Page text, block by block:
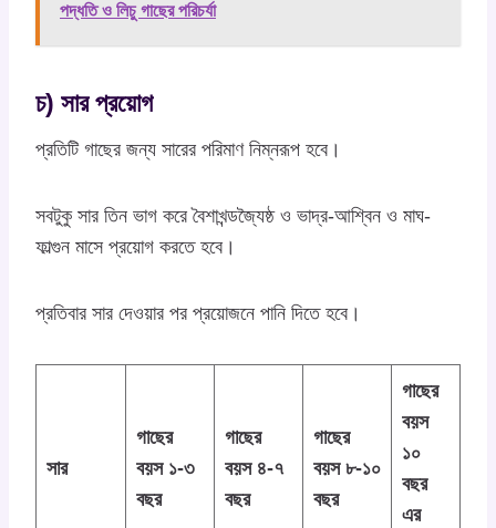
পদ্ধতি ও লিচু গাছের পরিচর্যা
চ) সার প্রয়োগ
প্রতিটি গাছের জন্য সারের পরিমাণ নিম্নরূপ হবে।
সবটুকু সার তিন ভাগ করে বৈশাখন্ডজ্যৈষ্ঠ ও ভাদ্র-আশ্বিন ও মাঘ-
ফাল্গুন মাসে প্রয়োগ করতে হবে।
প্রতিবার সার দেওয়ার পর প্রয়োজনে পানি দিতে হবে।
সার
গাছের
বয়স ১-৩
বছর
গাছের
বয়স ৪-৭
বছর
গাছের
বয়স ৮-১০
বছর
গাছের
বয়স
১০
বছর
এর